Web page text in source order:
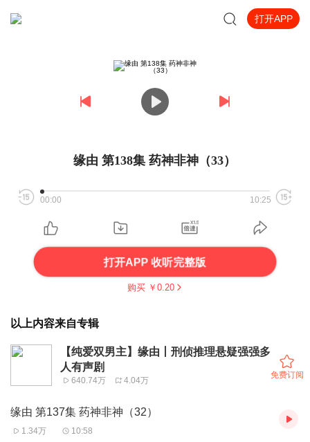
打开APP
缘由 第138集 药神非神（33）
00:00 10:25
打开APP 收听完整版
购买 ￥ 0.20
以上内容来自专辑
【纯爱双男主】缘由丨刑侦推理悬疑强强多
人有声剧
640.74万 4.04万
免费订阅
缘由 第137集 药神非神（32）
1.34万 10:58